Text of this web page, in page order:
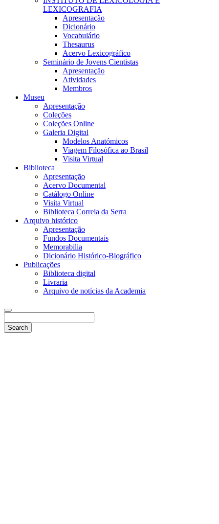
LEXICOGRAFIA
Apresentação
Dicionário
Vocabulário
Thesaurus
Acervo Lexicográfico
Seminário de Jovens Cientistas
Apresentação
Atividades
Membros
Museu
Apresentação
Coleções
Coleções Online
Galeria Digital
Modelos Anatómicos
Viagem Filosófica ao Brasil
Visita Virtual
Biblioteca
Apresentação
Acervo Documental
Catálogo Online
Visita Virtual
Biblioteca Correia da Serra
Arquivo histórico
Apresentação
Fundos Documentais
Memorabilia
Dicionário Histórico-Biográfico
Publicações
Biblioteca digital
Livraria
Arquivo de notícias da Academia